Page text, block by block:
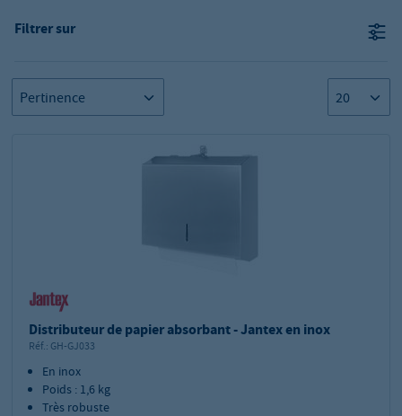
Filtrer sur
Distributeur de papier absorbant - Jantex en inox
Réf.: GH-GJ033
En inox
Poids : 1,6 kg
Très robuste